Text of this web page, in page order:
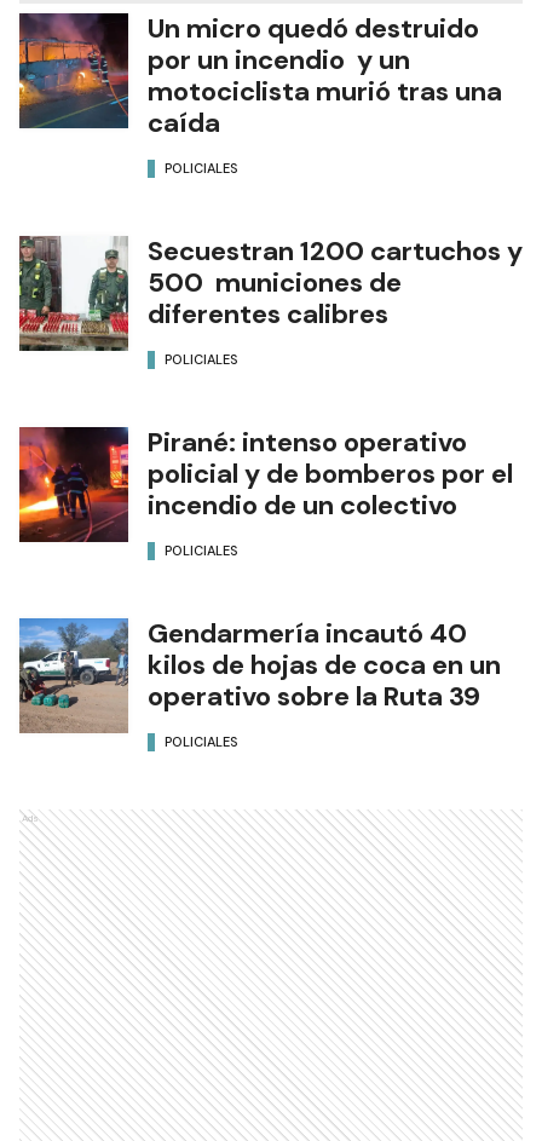
Un micro quedó destruido
por un incendio y un
motociclista murió tras una
caída
POLICIALES
Secuestran 1200 cartuchos y
500 municiones de
diferentes calibres
POLICIALES
Pirané: intenso operativo
policial y de bomberos por el
incendio de un colectivo
POLICIALES
Gendarmería incautó 40
kilos de hojas de coca en un
operativo sobre la Ruta 39
POLICIALES
Ads